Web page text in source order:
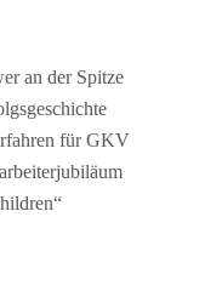
an der Spitze
für GKV